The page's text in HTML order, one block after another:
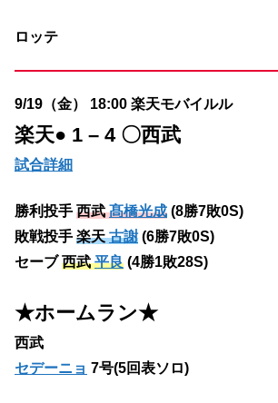
ロッテ
9/19（金） 18:00 楽天モバイルル
楽天● 1 – 4 〇西武
試合詳細
勝利投手 西武髙橋光成 (8勝7敗0S)
敗戦投手 楽天古謝 (6勝7敗0S)
セーブ西武平良 (4勝1敗28S)
★ホームラン★
西武
セデーニョ 7号(5回表ソロ)